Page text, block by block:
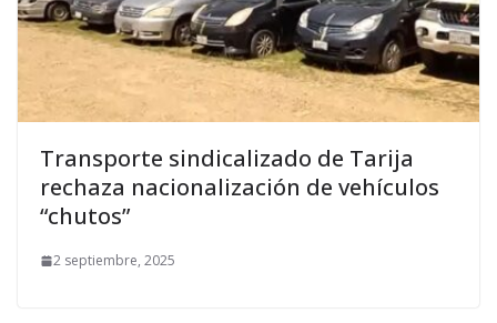
Transporte sindicalizado de Tarija
rechaza nacionalización de vehículos
“chutos”
2 septiembre, 2025